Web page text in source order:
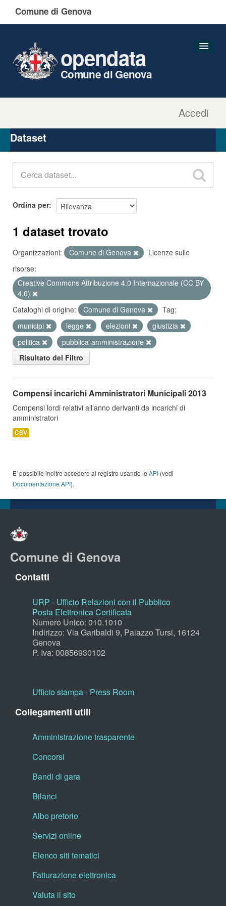
Comune di Genova
Accedi
opendata
Comune di Genova
Organizzazioni
Gruppi
Dataset
Ordina per
1 dataset trovato
Organizzazioni: Comune di Genova
Licenze sulle
risorse:
Creative Commons Attribuzione 4.0 Internazionale (CC BY
4.0)
Cataloghi di origine:
Comune di Genova
Tag:
municipi
legge elezioni
giustizia
politica
pubblica-amministrazione
Risultato del Filtro
Compensi incarichi Amministratori Municipali 2013
Compensi lordi relativi all'anno derivanti da incarichi di
amministratori
CSV
E' possibile inoltre accedere al registro usando le API (vedi
Documentazione API).
Comune di Genova
Contatti
URP - Ufficio Relazioni con il Pubblico
Posta Elettronica Certificata
Numero Unico: 010.1010
Indirizzo: Via Garibaldi 9, Palazzo Tursi, 16124
Genova
P. Iva: 00856930102
Ufficio stampa - Press Room
Collegamenti utili
Amministrazione trasparente
Concorsi
Bandi di gara
Bilanci
Albo pretorio
Servizi online
Elenco siti tematici
Fatturazione elettronica
Valuta il sito